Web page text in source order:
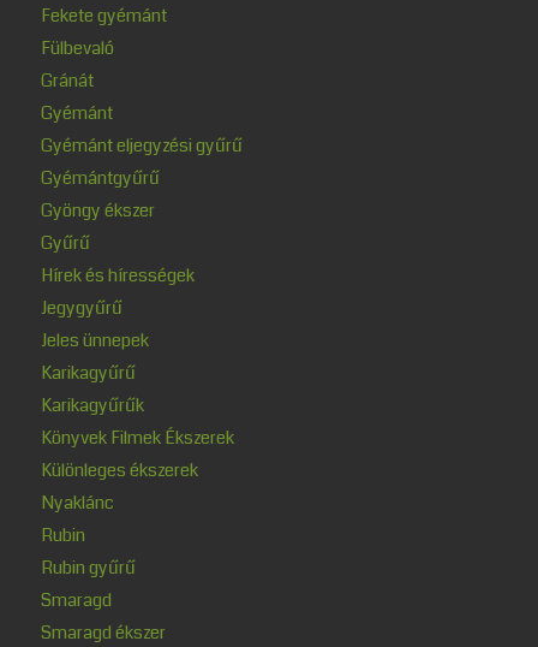
Fekete gyémánt
Fülbevaló
Gránát
Gyémánt
Gyémánt eljegyzési gyűrű
Gyémántgyűrű
Gyöngy ékszer
Gyűrű
Hírek és hírességek
Jegygyűrű
Jeles ünnepek
Karikagyűrű
Karikagyűrűk
Könyvek Filmek Ékszerek
Különleges ékszerek
Nyaklánc
Rubin
Rubin gyűrű
Smaragd
Smaragd ékszer